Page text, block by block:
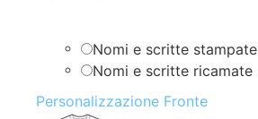
Nomi e scritte stampate
Nomi e scritte ricamate
Personalizzazione Fronte